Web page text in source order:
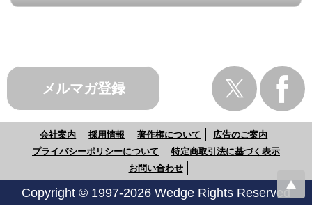
メルマガ登録
会社案内 採用情報 著作権について
広告のご案内
プライバシーポリシーについて
特定商取引法に基づく表示
お問い合わせ
Copyright © 1997-2026 Wedge Rights Reserved